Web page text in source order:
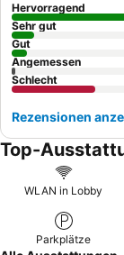
Hervorragend
Sehr gut
Gut
Angemessen
Schlecht
Rezensionen
Top-
WLAN in Lobby
Parkplätze